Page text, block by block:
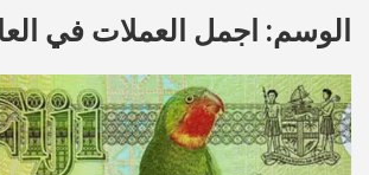
الوسم: اجمل العملات في